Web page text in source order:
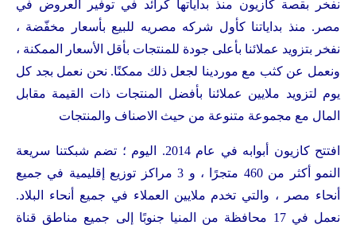
نفخر بقصة كازيون منذ بداياتها كرائد في توفير العروض في
مصر. منذ بداياتنا كأول شركه مصريه للبيع بأسعار مخفّضة ،
نفخر بتزويد عملائنا بأعلى جودة للمنتجات بأقل الأسعار الممكنة ،
ونعمل عن كثب مع موردينا لجعل ذلك ممكنًا. نحن نعمل بجد كل
يوم لتزويد ملايين عملائنا بأفضل المنتجات ذات القيمة مقابل
المال مع مجموعة متنوعة من حيث الاصناف والمنتجات
افتتح كازيون أبوابه في عام 2014. اليوم ؛ تضم شبكتنا سريعة
النمو أكثر من 460 متجرًا ، و 3 مراكز توزيع إقليمية في جميع
أنحاء مصر ، والتي تخدم ملايين العملاء في جميع أنحاء البلاد.
نعمل في 17 محافظة من المنيا جنوبًا إلى جميع مناطق قناة